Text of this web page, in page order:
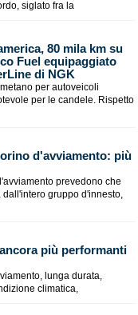
siglato fra la
80 mila km su
Fuel equipaggiato
di NGK
per autoveicoli
per le candele. Rispetto
d'avviamento: più
prevedono che
dall'intero gruppo d'innesto,
più performanti
lunga durata,
climatica,